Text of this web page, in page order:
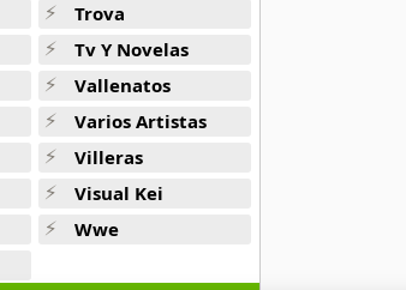
Trova
Tv Y Novelas
Vallenatos
Varios Artistas
Villeras
Visual Kei
Wwe